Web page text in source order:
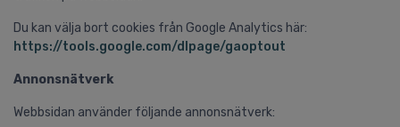
Du kan välja bort cookies från Google Analytics här:
https://tools.google.com/dlpage/gaoptout
Annonsnätverk
Webbsidan använder följande annonsnätverk: